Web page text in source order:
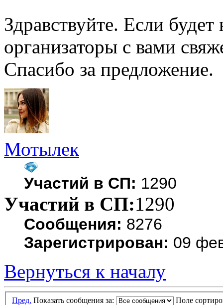
Здравствуйте. Если
организаторы с вами
Спасибо за предложение.
Мотылек
Участий в СП: 1290
Участий в СП:1290
Сообщения: 8276
Зарегистрирован: 09
Вернуться к началу
Пред. Показать сообщения за: Поле